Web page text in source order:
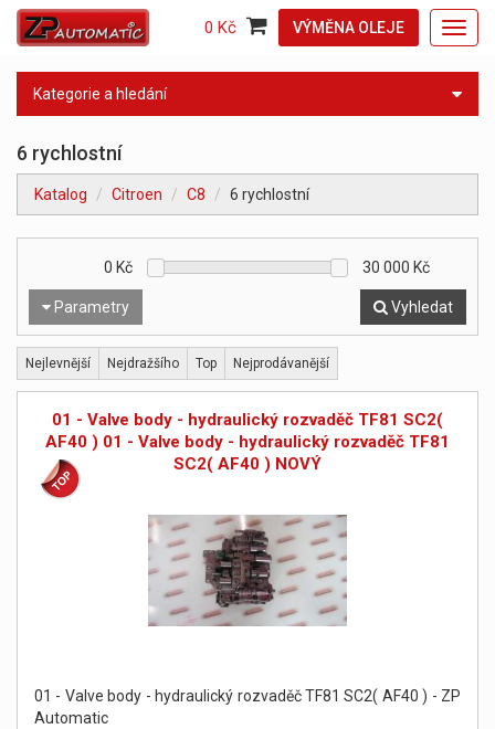
VÝMĚNA OLEJE
0 Kč
Kategorie a hledání
6 rychlostní
Katalog Citroen C8 6 rychlostní
Parametry
0 Kč 30 000 Kč
Vyhledat
Nejlevnější Nejdražšího Top Nejprodávanější
01 - Valve body - hydraulický rozvaděč TF81 SC2(
AF40 ) 01 - Valve body - hydraulický rozvaděč TF81
SC2( AF40 ) NOVÝ
01 - Valve body - hydraulický rozvaděč TF81 SC2( AF40 ) - ZP
Automatic